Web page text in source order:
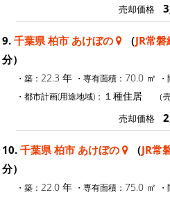
売却価格
9. 千葉県 柏市 あけぼの （JR常
分）
・築： 22.3 年 ・専有面積： 70.0 ㎡
・都市計画(用途地域)： １種住居 （
売却価格
10. 千葉県 柏市 あけぼの （JR常
分）
・築： 22.0 年 ・専有面積： 75.0 ㎡